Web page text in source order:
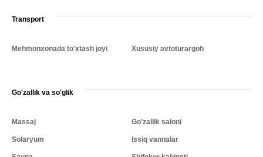
Transport
Mehmonxonada to'xtash joyi Xususiy avtoturargoh
Go'zallik va so'glik
Massaj
Solaryum
Go'zallik saloni
Issiq vannalar